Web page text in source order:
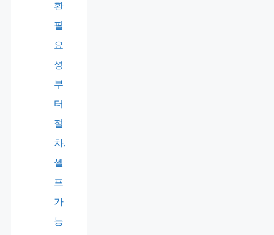
환
필
요
성
부
터
절
차,
셀
프
가
능